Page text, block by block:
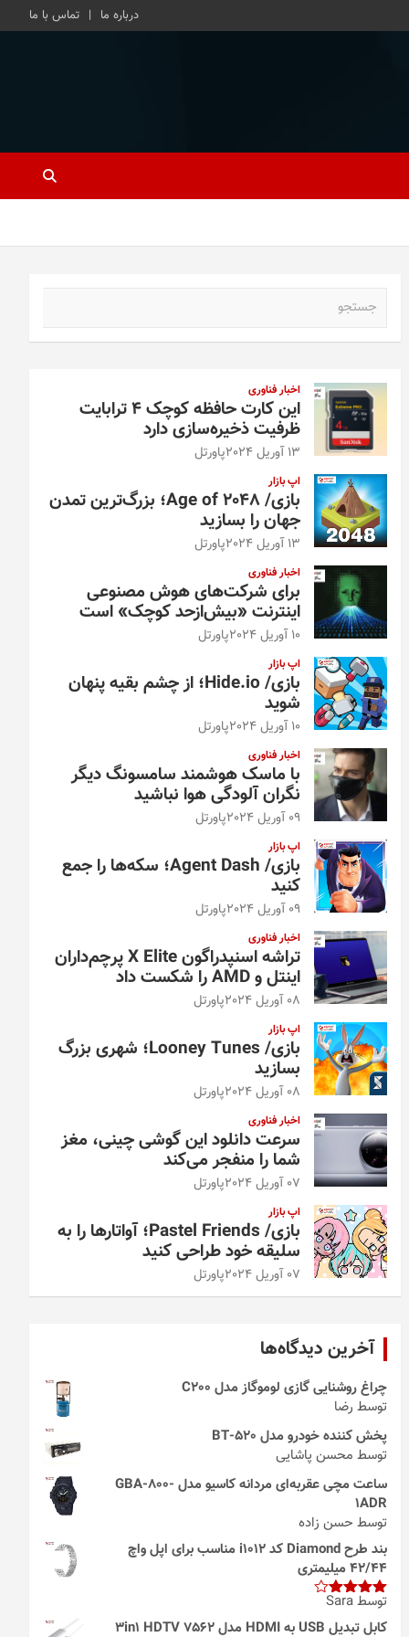
درباره ما تماس با ما
اخبار فناوری
این کارت حافظه کوچک ۴ ترابایت
ظرفیت ذخیره‌سازی دارد
13 آوریل 2024 پاورتل
اپ بازار
بازی/ Age of 2048؛ بزرگ‌ترین تمدن
جهان را بسازید
13 آوریل 2024 پاورتل
اخبار فناوری
برای شرکت‌های هوش مصنوعی
اینترنت «بیش‌از‌حد کوچک» است
10 آوریل 2024 پاورتل
اپ بازار
بازی/ Hide.io؛ از چشم بقیه پنهان
شوید
10 آوریل 2024 پاورتل
اخبار فناوری
با ماسک هوشمند سامسونگ دیگر
نگران آلودگی هوا نباشید
09 آوریل 2024 پاورتل
اپ بازار
بازی/ Agent Dash؛ سکه‌ها را جمع
کنید
09 آوریل 2024 پاورتل
اخبار فناوری
تراشه اسنپدراگون X Elite پرچم‌داران
اینتل و AMD را شکست داد
08 آوریل 2024 پاورتل
اپ بازار
بازی/ Looney Tunes؛ شهری بزرگ
بسازید
08 آوریل 2024 پاورتل
اخبار فناوری
سرعت دانلود این گوشی چینی، مغز
شما را منفجر می‌کند
07 آوریل 2024 پاورتل
اپ بازار
بازی/ Pastel Friends؛ آواتارها را به
سلیقه خود طراحی کنید
07 آوریل 2024 پاورتل
آخرین دیدگاه‌ها
چراغ روشنایی گازی لوموگاز مدل C200
توسط رضا
پخش کننده خودرو مدل 520-BT
توسط محسن پاشایی
ساعت مچی عقربه‌ای مردانه کاسیو مدل GBA-800-
1ADR
توسط حسن زاده
بند طرح Diamond کد i1012 مناسب برای اپل واچ
42/44 میلیمتری
امتیاز4
از 5
توسط Sara
کابل تبدیل USB به HDMI مدل 3in1 HDTV 7562